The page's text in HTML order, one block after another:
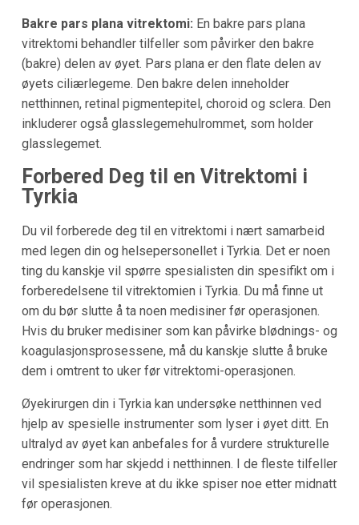
Bakre pars plana vitrektomi: En bakre pars plana
vitrektomi behandler tilfeller som påvirker den bakre
(bakre) delen av øyet. Pars plana er den flate delen av
øyets ciliærlegeme. Den bakre delen inneholder
netthinnen, retinal pigmentepitel, choroid og sclera. Den
inkluderer også glasslegemehulrommet, som holder
glasslegemet.
Forbered Deg til en Vitrektomi i
Tyrkia
Du vil forberede deg til en vitrektomi i nært samarbeid
med legen din og helsepersonellet i Tyrkia. Det er noen
ting du kanskje vil spørre spesialisten din spesifikt om i
forberedelsene til vitrektomien i Tyrkia. Du må finne ut
om du bør slutte å ta noen medisiner før operasjonen.
Hvis du bruker medisiner som kan påvirke blødnings- og
koagulasjonsprosessene, må du kanskje slutte å bruke
dem i omtrent to uker før vitrektomi-operasjonen.
Øyekirurgen din i Tyrkia kan undersøke netthinnen ved
hjelp av spesielle instrumenter som lyser i øyet ditt. En
ultralyd av øyet kan anbefales for å vurdere strukturelle
endringer som har skjedd i netthinnen. I de fleste tilfeller
vil spesialisten kreve at du ikke spiser noe etter midnatt
før operasjonen.